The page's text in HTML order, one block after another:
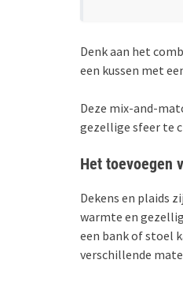
Denk aan het
een kussen met
Deze mix-and-
gezellige sfeer te
Het toevoegen
Dekens en plaids
warmte en
een bank of stoel
verschillende